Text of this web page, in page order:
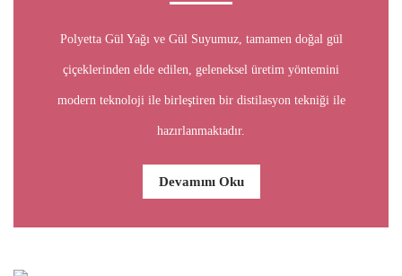
Polyetta Gül Yağı ve Gül Suyumuz, tamamen doğal gül
çiçeklerinden elde edilen, geleneksel üretim yöntemini
modern teknoloji ile birleştiren bir distilasyon tekniği ile
hazırlanmaktadır.
Devamını Oku